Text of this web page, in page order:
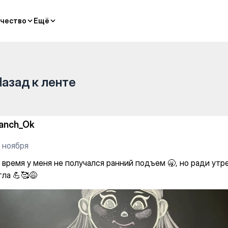
Ещё
Ещё
к ленте
ноября
у меня не получался ранний подъем 🥱, но ради
💪🥰😅